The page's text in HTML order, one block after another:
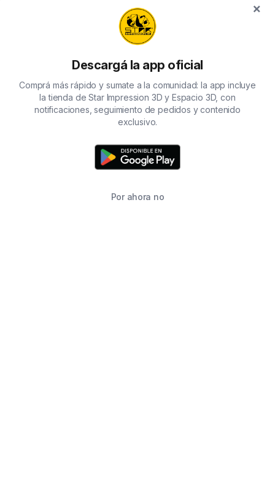
×
Descargá la app oficial
Comprá más rápido y sumate a la comunidad: la app incluye
la tienda de Star Impression 3D y Espacio 3D, con
notificaciones, seguimiento de pedidos y contenido
exclusivo.
Por ahora no